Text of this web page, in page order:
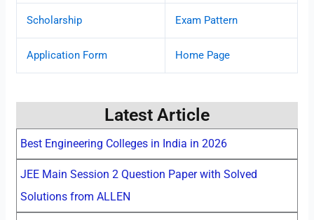
Scholarship Exam Pattern
Application Form Home Page
Latest Article
Best Engineering Colleges in India in 2026
JEE Main Session 2 Question Paper with Solved
Solutions from ALLEN